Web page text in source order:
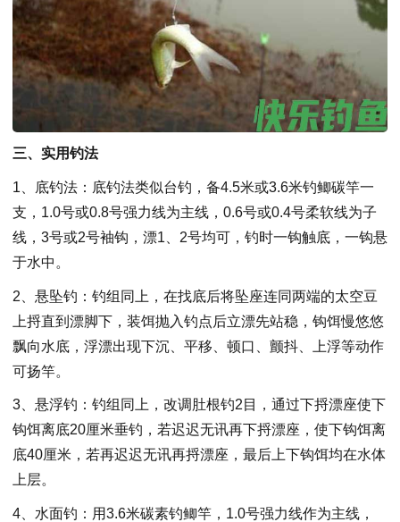
三、实用钓法
1、底钓法：底钓法类似台钓，备4.5米或3.6米钓鲫碳竿一
支，1.0号或0.8号强力线为主线，0.6号或0.4号柔软线为子
线，3号或2号袖钩，漂1、2号均可，钓时一钩触底，一钩悬
于水中。
2、悬坠钓：钓组同上，在找底后将坠座连同两端的太空豆
上捋直到漂脚下，装饵抛入钓点后立漂先站稳，钩饵慢悠悠
飘向水底，浮漂出现下沉、平移、顿口、颤抖、上浮等动作
可扬竿。
3、悬浮钓：钓组同上，改调肚根钓2目，通过下捋漂座使下
钩饵离底20厘米垂钓，若迟迟无讯再下捋漂座，使下钩饵离
底40厘米，若再迟迟无讯再捋漂座，最后上下钩饵均在水体
上层。
4、水面钓：用3.6米碳素钓鲫竿，1.0号强力线作为主线，